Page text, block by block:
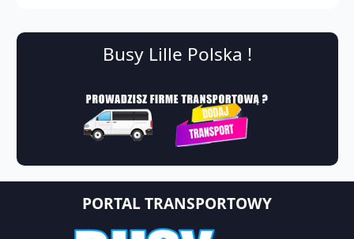
Busy Lille Polska !
PORTAL TRANSPORTOWY